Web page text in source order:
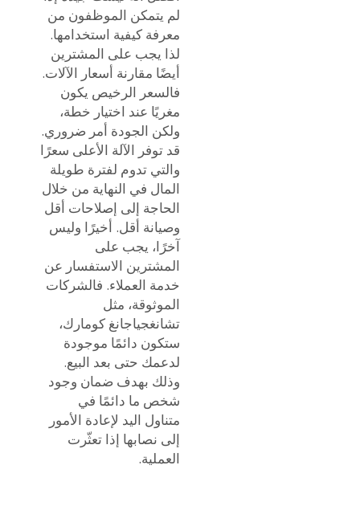
لم يتمكن الموظفون من
معرفة كيفية استخدامها.
لذا يجب على المشترين
أيضًا مقارنة أسعار الآلات.
فالسعر الرخيص يكون
مغريًا عند اختيار خطة،
ولكن الجودة أمر ضروري.
قد توفر الآلة الأعلى سعرًا
والتي تدوم لفترة طويلة
المال في النهاية من خلال
الحاجة إلى إصلاحات أقل
وصيانة أقل. أخيرًا وليس
آخرًا، يجب على
المشترين الاستفسار عن
خدمة العملاء. فالشركات
الموثوقة، مثل
تشانغجياجانغ كومارك،
ستكون دائمًا موجودة
لدعمك حتى بعد البيع.
وذلك بهدف ضمان وجود
شخص ما دائمًا في
متناول اليد لإعادة الأمور
إلى نصابها إذا تعثّرت
العملية.